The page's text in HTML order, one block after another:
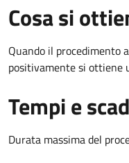
Cosa si
Quando il procedimento
positivamente si ottiene
Tempi e
Durata massima del